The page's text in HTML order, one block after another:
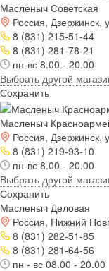
Масленыч Советская
Россия, Дзержинск,
8 (831) 215-51-44
8 (831) 281-78-21
пн-вс 8.00 - 20.00
Выбрать другой
Сохранить
Масленыч
Россия, Дзержинск,
8 (831) 219-93-10
пн-вс 8.00 - 20.00
Выбрать другой
Сохранить
Масленыч Деловая
Россия, Нижний
8 (831) 282-51-85
8 (831) 281-64-56
пн - вс 08.00 - 20.00